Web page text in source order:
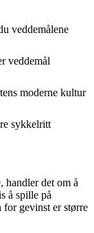
veddemålene
veddemål
moderne kultur
sykkelritt
handler det om å
å spille på
for gevinst er større